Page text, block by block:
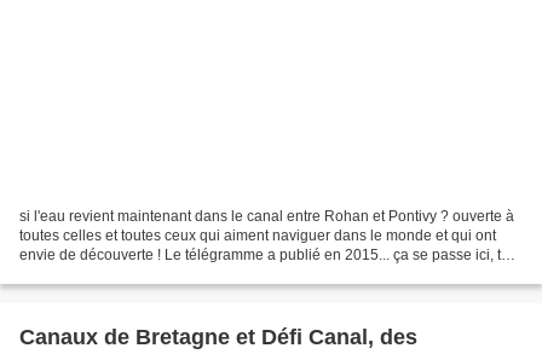
si l'eau revient maintenant dans le canal entre Rohan et Pontivy ? ouverte à
toutes celles et toutes ceux qui aiment naviguer dans le monde et qui ont
envie de découverte ! Le télégramme a publié en 2015... ça se passe ici, tout
Canaux de Bretagne et Défi Canal, des